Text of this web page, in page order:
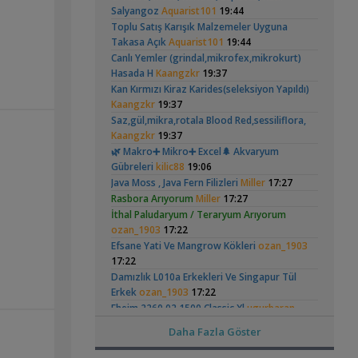
Filtre Önerisi SemihDinçer,
Yeni Üye Forumu
Tek Co2 Tüpü Aynı Anda 2 Akvaryumda
Kullanılır Mı?GETS34,10:03
Işık CO2 ve Ekipmanlar
Klorlu Suya Girmiş Pipo Filtrehoppala,
02:22
Filtreleme Seçenekleri
Akvaryum Daki Beyaz İnce Solucanlar
Ahmet53,23:56
Yeni Üye Forumu
Aquasphere Tr Youtube Kanalı
IgorVladimir,23:11
Akvaryum Dünyasından Haberler
Vahşi Beta Ve Labirentli Hobicileri,
Birleşin!Cyber_Scout,22:34
Labirentliler
Süngerle 24 Saatte Sessiz Artemia
ÇıkarmaBLGHN ,21:15
Malzemeler ve Yemler Forumu
20:14
Akvaryum Tanıtımı
Yavruları
Betta Antuta
Ramshorn Hakkında
Her Şey
Elma Salyangozu
Güncel
Leonardit Zeminli
Akvaryum Kurulumu
37 Litrelik Siyah
Neon Tetra
Akvaryumum
Red Mangrove
Salyangoz Aquarist101 19:44
Toplu Satış Karışık Malzemeler Uyguna
Takasa Açık Aquarist101 19:44
Canlı Yemler (grindal,mikrofex,mikrokurt)
Hasada H Kaangzkr 19:37
Kan Kırmızı Kiraz Karides(seleksiyon Yapıldı)
Kaangzkr 19:37
Saz,gül,mikra,rotala Blood Red,sessiliflora,
Kaangzkr 19:37
🌿 Makro➕️ Mikro➕ Excel🌲 Akvaryum
Gübreleri kilic88 19:06
Java Moss , Java Fern Filizleri Miller 17:27
Rasbora Arıyorum Miller 17:27
İthal Paludaryum / Teraryum Arıyorum
ozan_1903 17:22
Efsane Yati Ve Mangrow Kökleri ozan_1903
17:22
Damızlık L010a Erkekleri Ve Singapur Tül
Erkek ozan_1903 17:22
Eheim 2260 02 1500 Classic Xl ugurbaran
Bitkili Akvaryum Balıkları emreemin
Daha Fazla Göster